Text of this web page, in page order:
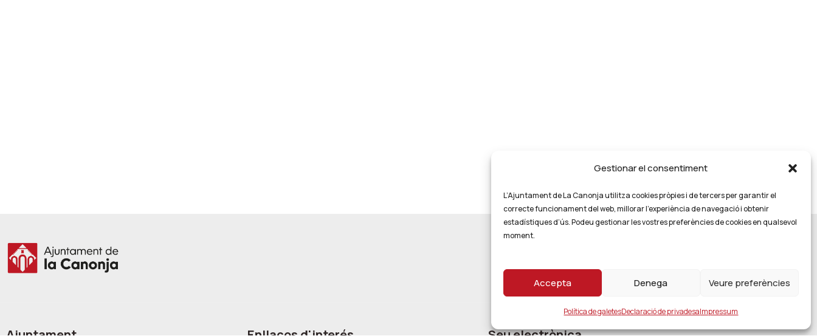
Gestionar el consentiment
L’Ajuntament de La Canonja utilitza cookies pròpies i de tercers per garantir el
correcte funcionament del web, millorar l’experiència de navegació i obtenir
estadístiques d’ús. Podeu gestionar les vostres preferències de cookies en qualsevol
moment.
Accepta Denega Veure preferències
Política de galetesDeclaració de privadesaImpressum